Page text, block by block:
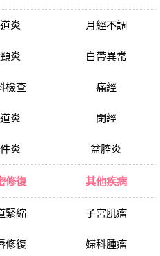
炎
炎
檢查
炎
炎
月經不調
白帶異常
痛經
閉經
盆腔炎
修復
緊縮
修復
其他疾病
子宮肌瘤
婦科腫瘤